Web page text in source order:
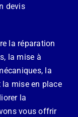
devis
la réparation
la mise à
la
mise en place
la
vous offrir